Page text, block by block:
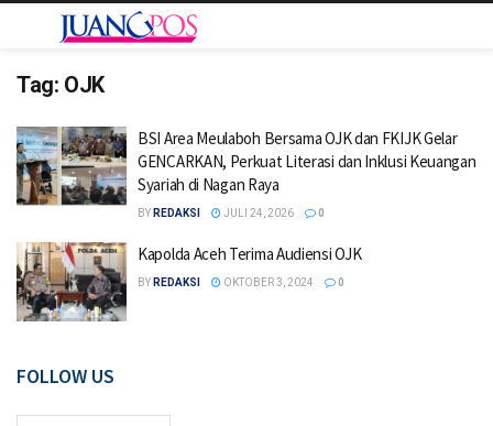
Tag: OJK
BSI Area Meulaboh Bersama OJK dan FKIJK Gelar
GENCARKAN, Perkuat Literasi dan Inklusi Keuangan
Syariah di Nagan Raya
BY REDAKSI JULI 24, 2026 0
Kapolda Aceh Terima Audiensi OJK
BY REDAKSI OKTOBER 3, 2024 0
FOLLOW US